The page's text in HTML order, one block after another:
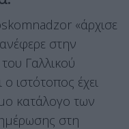
«άρχισε
στην
Γαλλικού
ιστότοπος έχει
κατάλογο των
στη